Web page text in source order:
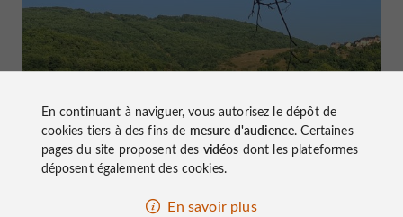
près de Brive
En continuant à naviguer, vous autorisez le dépôt de
cookies tiers à des fins de mesure d'audience. Certaines
pages du site proposent des vidéos dont les plateformes
déposent également des cookies.
En savoir plus